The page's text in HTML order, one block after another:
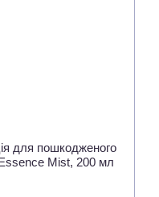
для пошкодженого
Mist, 200 мл